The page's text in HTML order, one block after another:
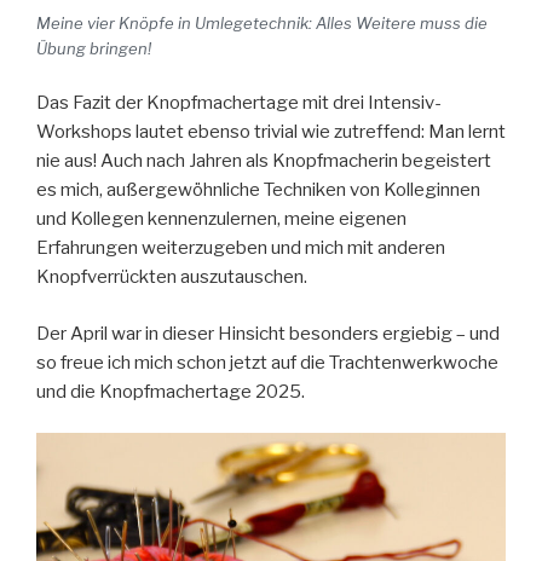
Meine vier Knöpfe in Umlegetechnik: Alles Weitere muss die
Übung bringen!
Das Fazit der Knopfmachertage mit drei Intensiv-
Workshops lautet ebenso trivial wie zutreffend: Man lernt
nie aus! Auch nach Jahren als Knopfmacherin begeistert
es mich, außergewöhnliche Techniken von Kolleginnen
und Kollegen kennenzulernen, meine eigenen
Erfahrungen weiterzugeben und mich mit anderen
Knopfverrückten auszutauschen.
Der April war in dieser Hinsicht besonders ergiebig – und
so freue ich mich schon jetzt auf die Trachtenwerkwoche
und die Knopfmachertage 2025.